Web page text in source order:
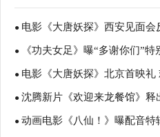
● 电影《大唐妖探》西安见面会
众共赏机关长安城
● 《功夫女足》曝“多谢你们”
情致谢观众 岁月沉淀不灭初心
● 电影《大唐妖探》北京首映礼
盛赞：“夯！”
● 沈腾新片《欢迎来龙餐馆》释
报 烟火气中见人情温暖
● 动画电影《八仙！》曝配音特